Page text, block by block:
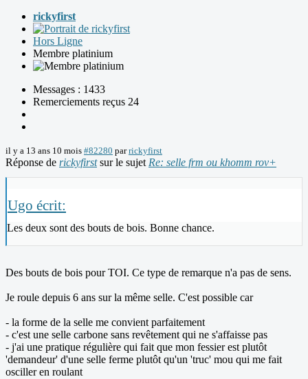
rickyfirst
Hors Ligne
Membre platinium
Messages : 1433
Remerciements reçus 24
il y a 13 ans 10 mois #82280 parrickyfirst
Réponse de rickyfirstsur le sujet Re: selle frm ou khomm rov+
Ugo écrit:
Les deux sont des bouts de bois. Bonne chance.
Des bouts de bois pour TOI. Ce type de remarque n'a pas de sens.
Je roule depuis 6 ans sur la même selle. C'est possible car
- la forme de la selle me convient parfaitement
- c'est une selle carbone sans revêtement qui ne s'affaisse pas
- j'ai une pratique régulière qui fait que mon fessier est plutôt
'demandeur' d'une selle ferme plutôt qu'un 'truc' mou qui me fait
osciller en roulant